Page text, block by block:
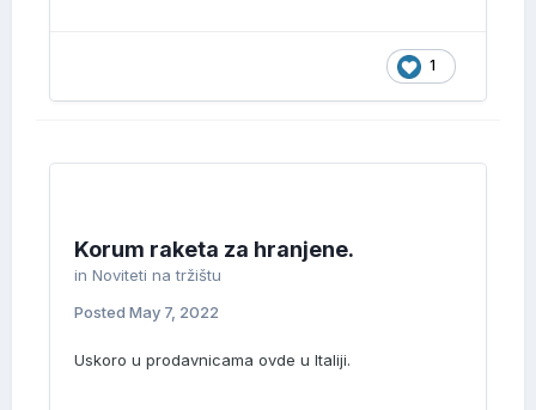
1
Korum raketa za hranjene.
in Noviteti na tržištu
Posted May 7, 2022
Uskoro u prodavnicama ovde u Italiji.